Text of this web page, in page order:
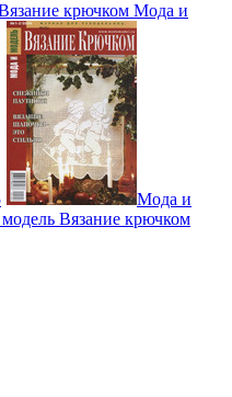
крючком Мода и
Мода и
Вязание крючком